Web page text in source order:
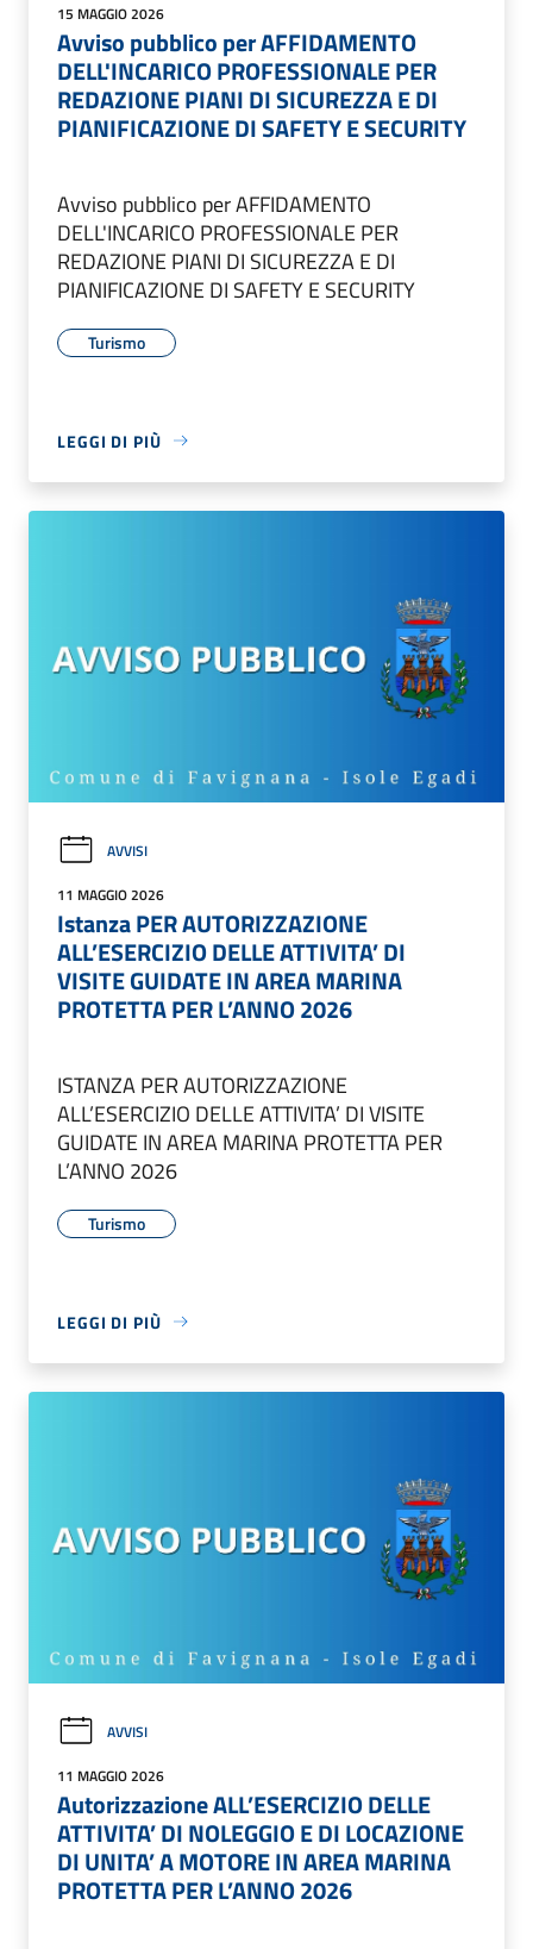
15 MAGGIO 2026
Avviso pubblico per AFFIDAMENTO
DELL'INCARICO PROFESSIONALE PER
REDAZIONE PIANI DI SICUREZZA E DI
PIANIFICAZIONE DI SAFETY E SECURITY
Avviso pubblico per AFFIDAMENTO
DELL'INCARICO PROFESSIONALE PER
REDAZIONE PIANI DI SICUREZZA E DI
PIANIFICAZIONE DI SAFETY E SECURITY
Turismo
LEGGI DI PIÙ
AVVISI
11 MAGGIO 2026
Istanza PER AUTORIZZAZIONE
ALL’ESERCIZIO DELLE ATTIVITA’ DI
VISITE GUIDATE IN AREA MARINA
PROTETTA PER L’ANNO 2026
ISTANZA PER AUTORIZZAZIONE
ALL’ESERCIZIO DELLE ATTIVITA’ DI VISITE
GUIDATE IN AREA MARINA PROTETTA PER
L’ANNO 2026
Turismo
LEGGI DI PIÙ
AVVISI
11 MAGGIO 2026
Autorizzazione ALL’ESERCIZIO DELLE
ATTIVITA’ DI NOLEGGIO E DI LOCAZIONE
DI UNITA’ A MOTORE IN AREA MARINA
PROTETTA PER L’ANNO 2026